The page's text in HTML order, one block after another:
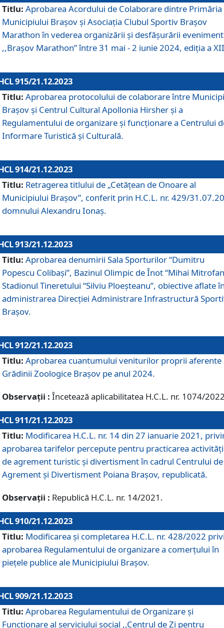
Titlu: Aprobarea Acordului de Colaborare dintre Primăria
Municipiului Brașov și Asociația Clubul Sportiv Brașov
Marathon în vederea organizării și desfășurării
,,Brașov Marathon” între 31 mai - 2 iunie 2024, ediția a
915/21.12.2023
Titlu: Aprobarea protocolului de colaborare între
Brașov și Centrul Cultural Apollonia Hirsher și a
Regulamentului de organizare și funcționare a Centrului
Informare Turistică și Culturală.
914/21.12.2023
Titlu: Retragerea titlului de „Cetățean de Onoare al
Municipiului Brașov”, conferit prin H.C.L. nr. 429/
domnului Alexandru Ionaș.
913/21.12.2023
Titlu: Aprobarea denumirii Sala Sporturilor “Dumitru
Popescu Colibași”, Bazinul Olimpic de Înot “Mihai
Stadionul Tineretului “Silviu Ploeșteanu”, obiective aflate
administrarea Direcției Administrare Infrastructură
Brașov.
912/21.12.2023
Titlu: Aprobarea cuantumului veniturilor proprii aferente
Grădinii Zoologice Braşov pe anul 2024.
Observații : Încetează aplicabilitatea H.C.L. nr. 1074/
911/21.12.2023
Titlu: Modificarea H.C.L. nr. 14 din 27 ianuarie 2021,
aprobarea tarifelor percepute pentru practicarea
de agrement turistic și divertisment în cadrul Centrului de
Agrement și Divertisment Poiana Brașov, republicată.
Observații : Republică H.C.L. nr. 14/2021.
910/21.12.2023
Titlu: Modificarea și completarea H.C.L. nr. 428/2022
aprobarea Regulamentului de organizare a comerțului în
piețele publice ale Municipiului Braşov.
909/21.12.2023
Titlu: Aprobarea Regulamentului de Organizare și
Funcționare al serviciului social ,,Centrul de Zi pentru